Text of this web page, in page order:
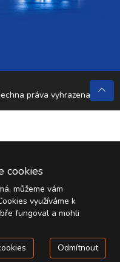
práva vyhrazena.
cookies
můžeme vám
využíváme k
fungoval a mohli
Odmítnout